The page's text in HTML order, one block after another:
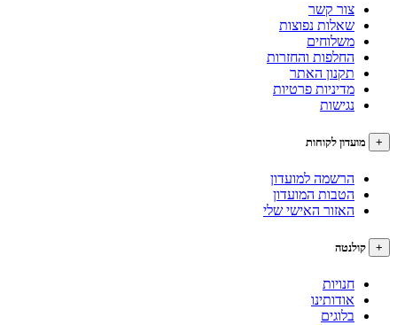
צור קשר
שאלות נפוצות
משלוחים
החלפות והחזרות
תקנון האתר
מדיניות פרטיות
נגישות
לקוחות
הרשמה למועדון
הטבות המועדון
האזור האישי שלי
חנויות
אודותינו
בלוגים